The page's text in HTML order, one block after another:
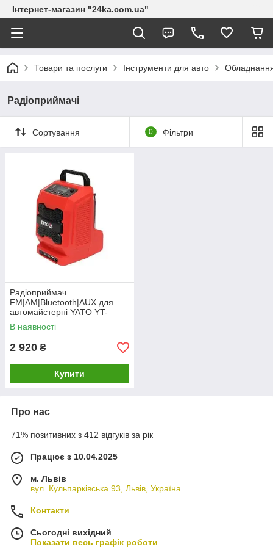
Інтернет-магазин "24ka.com.ua"
Товари та послуги Інструменти для авто
Радіоприймачі
Сортування 0 Фільтри
Радіоприймач
FM|AM|Bluetooth|AUX для
автомайстерні YATO YT-
82940
В наявності
2 920 ₴
Купити
Про нас
71% позитивних з 412 відгуків за рік
Працює з 10.04.2025
м. Львів
вул. Кульпарківська 93, Львів, Україна
Контакти
Сьогодні вихідний
Показати весь графік роботи